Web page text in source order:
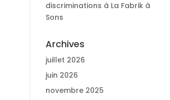
discriminations à La Fabrik à
Sons
Archives
juillet 2026
juin 2026
novembre 2025